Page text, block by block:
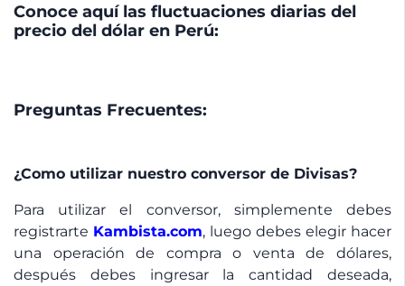
Conoce aquí las fluctuaciones diarias del
precio del dólar en Perú:
Preguntas Frecuentes:
¿Como utilizar nuestro conversor de Divisas?
Para utilizar el conversor, simplemente debes
registrarte Kambista.com, luego debes elegir hacer
una operación de compra o venta de dólares,
después debes ingresar la cantidad deseada,